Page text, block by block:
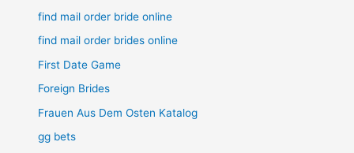
find mail order bride online
find mail order brides online
First Date Game
Foreign Brides
Frauen Aus Dem Osten Katalog
gg bets